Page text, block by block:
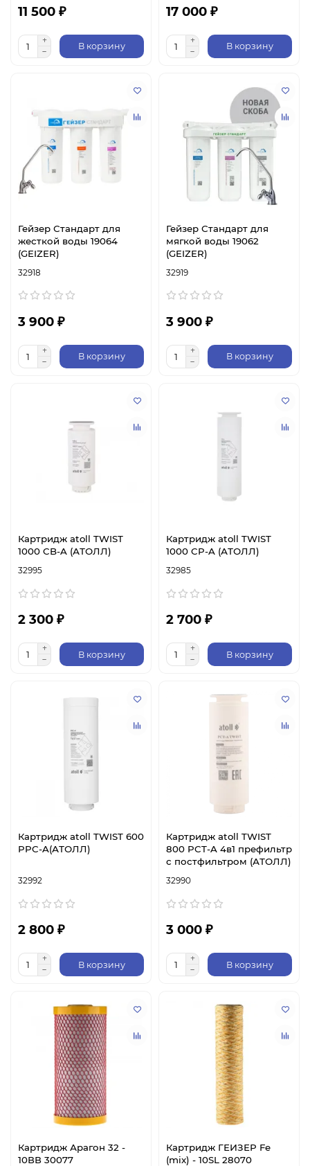
11 500 ₽
В корзину
17 000 ₽
В корзину
Гейзер Стандарт для
жесткой воды 19064
(GEIZER)
32918
3 900 ₽
В корзину
Гейзер Стандарт для
мягкой воды 19062
(GEIZER)
32919
3 900 ₽
В корзину
Картридж atoll TWIST
1000 CB-A (АТОЛЛ)
32995
2 300 ₽
В корзину
Картридж atoll TWIST
1000 CP-A (АТОЛЛ)
32985
2 700 ₽
В корзину
Картридж atoll TWIST 600
PPC-A(АТОЛЛ)
32992
2 800 ₽
В корзину
Картридж atoll TWIST
800 PCT-A 4в1 префильтр
с постфильтром (АТОЛЛ)
32990
3 000 ₽
В корзину
Картридж Арагон 32 -
10ВВ 30077
Картридж ГЕИЗЕР Fe
(mix) - 10SL 28070